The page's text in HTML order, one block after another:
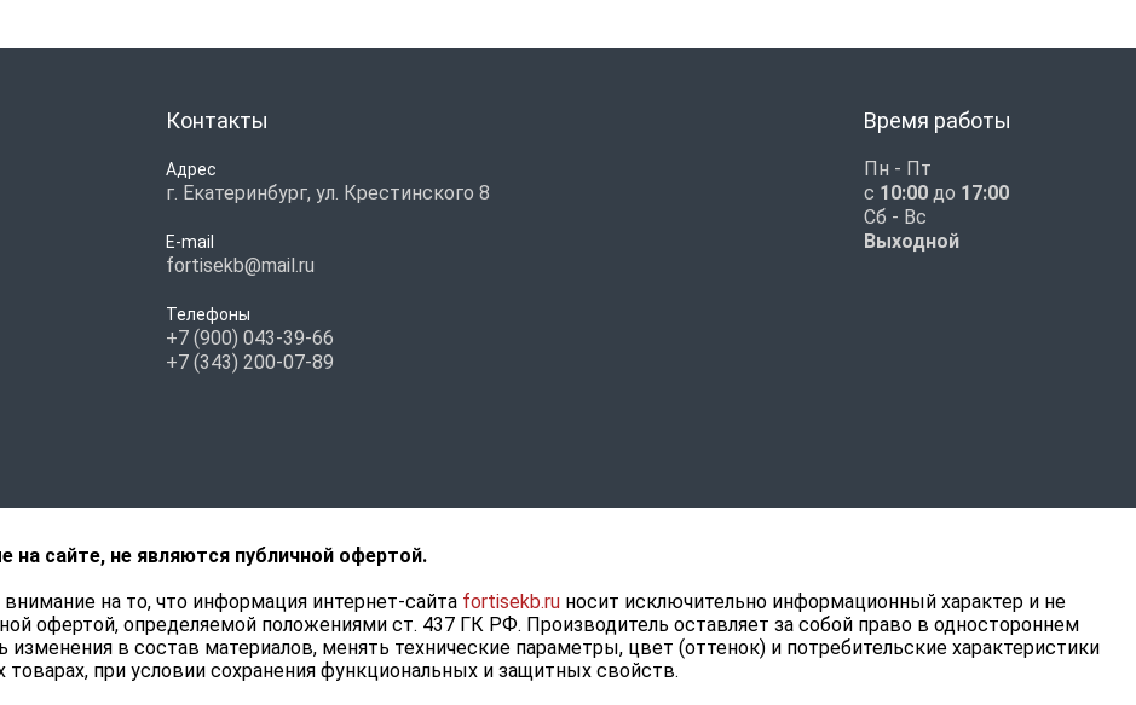
Контакты
Адрес
г. Екатеринбург, ул. Крестинского 8
E-mail
fortisekb@mail.ru
Телефоны
+7 (900) 043-39-66
+7 (343) 200-07-89
Время работы
Пн - Пт
с 10:00 до 17:00
Сб - Вс
Выходной
на сайте, не являются публичной офертой.
на то, что информация интернет-сайта fortisekb.ruносит исключительно информационный характер и не
офертой, определяемой положениями ст. 437 ГК РФ. Производитель оставляет за собой право в одностороннем
изменения в состав материалов, менять технические параметры, цвет (оттенок) и потребительские характеристики
товарах, при условии сохранения функциональных и защитных свойств.